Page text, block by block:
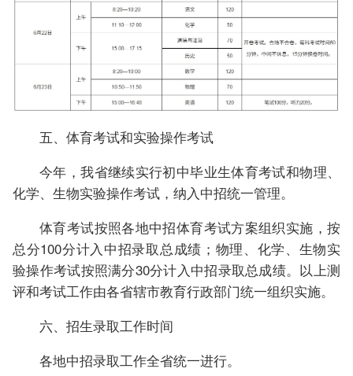
五、体育考试和实验操作考试
今年，我省继续实行初中毕业生体育考试和物理、
化学、生物实验操作考试，纳入中招统一管理。
体育考试按照各地中招体育考试方案组织实施，按
总分100分计入中招录取总成绩；物理、化学、生物实
验操作考试按照满分30分计入中招录取总成绩。以上测
评和考试工作由各省辖市教育行政部门统一组织实施。
六、招生录取工作时间
各地中招录取工作全省统一进行。